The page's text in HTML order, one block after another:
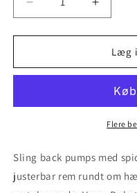
Reducer
antallet
for
-
Øg
antallet
for
Dakota
-
Green
Læg
Flere
Sling back pumps med
justerbar rem rundt om